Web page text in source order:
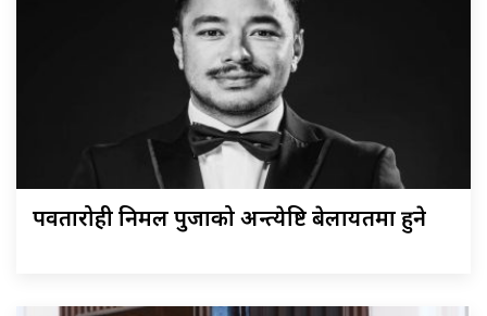
पर्वतारोही निर्मल पुर्जाको अन्त्येष्टि बेलायतमा हुने